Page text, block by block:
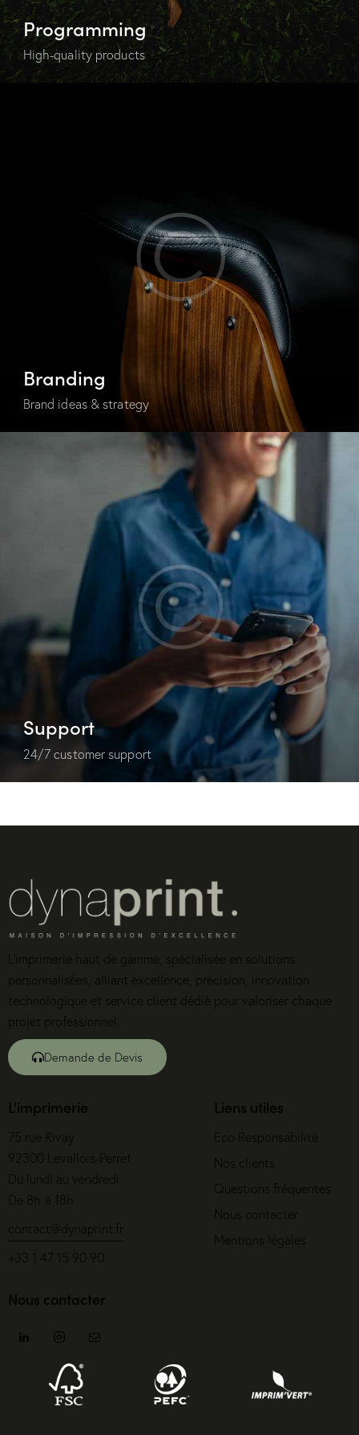
Programming
High-quality products
Branding
Brand ideas & strategy
Support
24/7 customer support
L’imprimerie haut de gamme, spécialisée en solutions
personnalisées, alliant excellence, précision, innovation
technologique et service client dédié pour valoriser chaque
projet professionnel.
Demande de Devis
L'imprimerie
75 rue Rivay
92300 Levallois-Perret
Du lundi au vendredi
De 8h à 18h
contact@dynaprint.fr
+33 1 47 15 90 90
Liens utiles
Eco Responsabilité
Nos clients
Questions fréquentes
Nous contacter
Mentions légales
Nous contacter